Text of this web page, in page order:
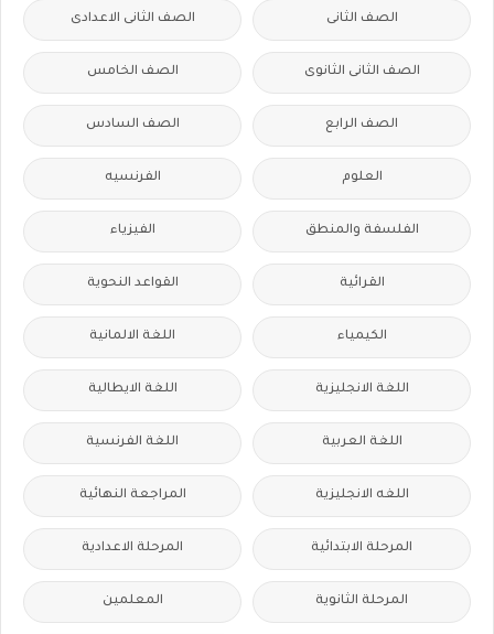
الصف الثانى الصف الثانى الاعدادى
الصف الثانى الثانوى الصف الخامس
الصف الرابع الصف السادس
العلوم الفرنسيه
الفلسفة والمنطق الفيزياء
القرائية القواعد النحوية
الكيمياء اللغة الالمانية
اللغة الانجليزية اللغة الايطالية
اللغة العربية اللغة الفرنسية
اللغه الانجليزية المراجعة النهائية
المرحلة الابتدائية المرحلة الاعدادية
المرحلة الثانوية المعلمين